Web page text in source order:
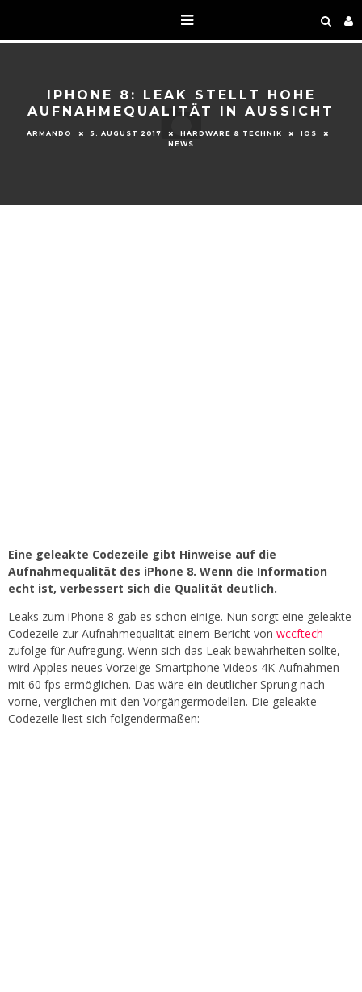
IPHONE 8: LEAK STELLT HOHE
AUFNAHMEQUALITÄT IN AUSSICHT
ARMANDO 5. AUGUST 2017 HARDWARE & TECHNIK
IOS
NEWS
Eine geleakte Codezeile gibt Hinweise auf die
Aufnahmequalität des iPhone 8. Wenn die Information
echt ist, verbessert sich die Qualität deutlich.
Leaks zum iPhone 8 gab es schon einige. Nun sorgt eine geleakte
Codezeile zur Aufnahmequalität einem Bericht von wccftech
zufolge für Aufregung. Wenn sich das Leak bewahrheiten sollte,
wird Apples neues Vorzeige-Smartphone Videos 4K-Aufnahmen
mit 60 fps ermöglichen. Das wäre ein deutlicher Sprung nach
vorne, verglichen mit den Vorgängermodellen. Die geleakte
Codezeile liest sich folgendermaßen: